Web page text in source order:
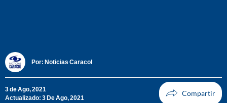
Por: Noticias Caracol
3 de Ago, 2021
Actualizado: 3 De Ago, 2021